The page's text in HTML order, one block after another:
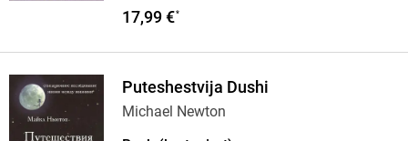
17,99 €*
Puteshestvija Dushi
Michael Newton